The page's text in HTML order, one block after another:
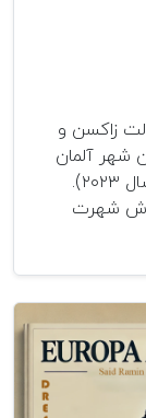
زاکسن و
شهر آلمان
بوده و حدود ۵۶,۰۰۰ نفر جمعیت دارد (تا سال ۲۰۲۳).
شهرت